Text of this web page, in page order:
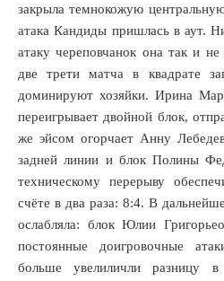
закрыла темнокожую
атака Кандиды пришлась в аут.
атаку череповчанок она так и
две трети матча в квадрате
доминируют хозяйки. Ирина
переигрывает двойной блок,
же эйсом огорчает Анну
задней линии и блок Полины
техническому перерыву
счёте в два раза: 8:4. В
ослабляла: блок Юлии
постоянные доигровочные
больше увелиличли разницу